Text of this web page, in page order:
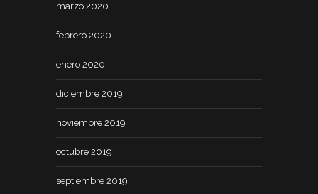
marzo 2020
febrero 2020
enero 2020
diciembre 2019
noviembre 2019
octubre 2019
septiembre 2019